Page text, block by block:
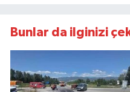
Bunlar da ilginizi